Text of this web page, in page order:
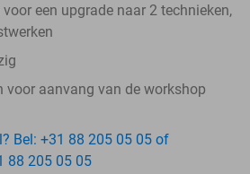
een upgrade naar 2 technieken,
voor aanvang van de workshop
Bel: +31 88 205 05 05 of
88 205 05 05